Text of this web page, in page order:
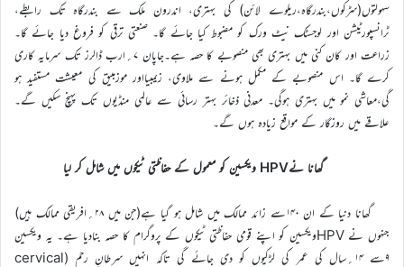
سہولتوں(سڑکوں،بندرگاہ،ریلوے لائن) کی بہتری، اندرون ملک سے بندرگاہ تک رابطے،
ٹرانسپورٹیشن اور لوجسٹک نیٹ ورک کو مضبوط کیا جائے گا۔ صنعتی ترقی کو فروغ دیا جائے گا۔
زراعت اور کان کنی میں بہتری بھی منصوبے کا حصہ ہے۔جاپان ۷؍ارب ڈالرز تک سرمایہ کاری
کرے گا۔ اس منصوبے کے مکمل ہونے سے ملاوی، زیمبیااور موزمبیق کی معیشت مستفید ہو
گی،معاشی نمو میں بہتری ہوگی۔ معدنی ذخائر بہتر رسائی سے عالمی منڈیوں تک پہنچ سکیں گے۔
علاقے میں روزگار کے مواقع زیادہ ہوں گے۔
گھانا نےHPV ویکسین کو معمول کے حفاظتی ٹیکوں میں شامل کر لیا
گھانا دنیا کے ان ۱۴۰سے زائد ممالک میں شامل ہو گیا ہے(جن میں ۲۸؍افریقی ممالک ہیں)
جنہوں نے HPVویکسین کو اپنے قومی حفاظتی ٹیکوں کے پروگرام کا حصہ بنادیا ہے۔ یہ ویکسین
۹سے ۱۴؍سال کی عمر کی لڑکیوں کو دی جائے گی تاکہ انہیں سرطانِ رحم (cervical